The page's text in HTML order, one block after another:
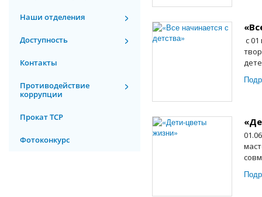
Наши отделения
Доступность
Контакты
Противодействие
коррупции
Прокат ТСР
Фотоконкурс
с